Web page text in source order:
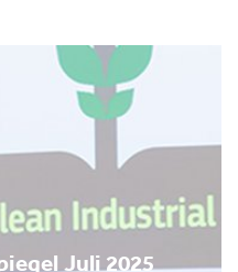
Juli 2025